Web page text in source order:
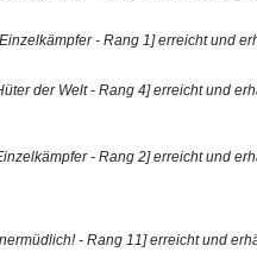
- Rang 1] erreicht und
der Welt - Rang 4] erreicht und
- Rang 2] erreicht und
- Rang 11] erreicht und